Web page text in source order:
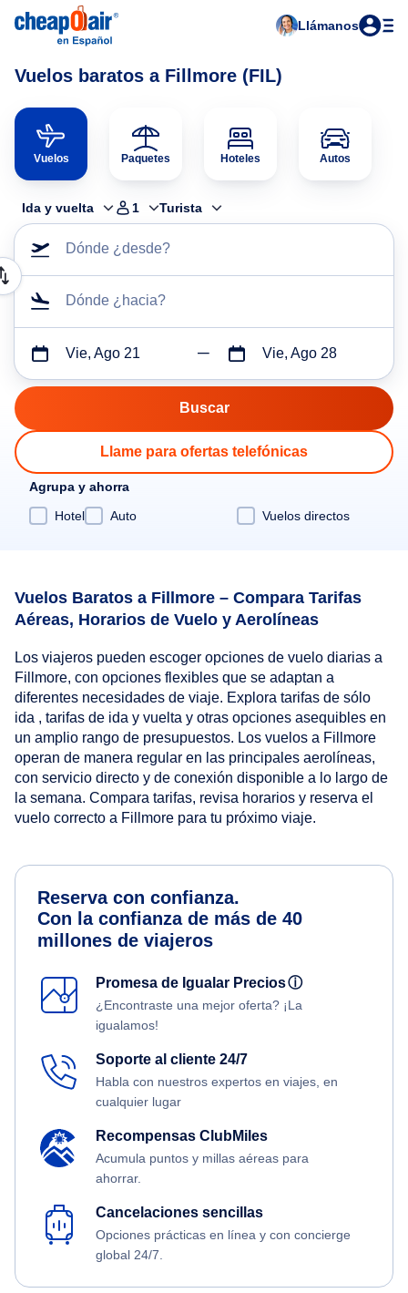
Llámanos
Vuelos baratos a Fillmore (FIL)
Vuelos Paquetes Hoteles Autos
Ida y vuelta 1 Turista
Dónde ¿desde?
Dónde ¿hacia?
Vie, Ago 21 Vie, Ago 28
Llame para ofertas telefónicas
Agrupa y ahorra
Hotel
Auto Vuelos directos
Vuelos Baratos a Fillmore – Compara Tarifas
Aéreas, Horarios de Vuelo y Aerolíneas
Los viajeros pueden escoger opciones de vuelo diarias a
Fillmore, con opciones flexibles que se adaptan a
diferentes necesidades de viaje. Explora tarifas de sólo
ida , tarifas de ida y vuelta y otras opciones asequibles en
un amplio rango de presupuestos. Los vuelos a Fillmore
operan de manera regular en las principales aerolíneas,
con servicio directo y de conexión disponible a lo largo de
la semana. Compara tarifas, revisa horarios y reserva el
vuelo correcto a Fillmore para tu próximo viaje.
Reserva con confianza.
Con la confianza de más de 40
millones de viajeros
Promesa de Igualar Preciosⓘ
¿Encontraste una mejor oferta? ¡La
igualamos!
Soporte al cliente 24/7
Habla con nuestros expertos en viajes, en
cualquier lugar
Recompensas ClubMiles
Acumula puntos y millas aéreas para
ahorrar.
Cancelaciones sencillas
Opciones prácticas en línea y con concierge
global 24/7.